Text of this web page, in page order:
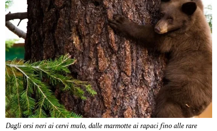
Dagli orsi neri ai cervi mulo, dalle marmotte ai rapaci fino alle rare